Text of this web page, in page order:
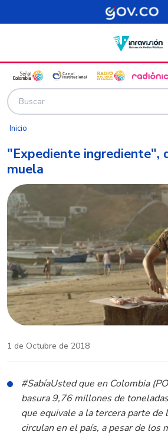
Pasar al contenido principal
Inicio
"Expediente ingrediente",
muela
1 de Octubre de 2018
#SabíaUsted que en Colombia
basura 9,76 millones de
que equivale a la tercera parte
circulan en el país, a pesar de los